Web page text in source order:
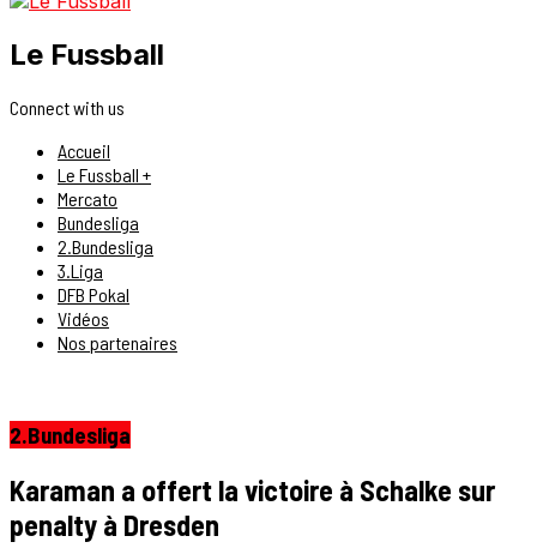
Le Fussball
Connect with us
Accueil
Le Fussball +
Mercato
Bundesliga
2.Bundesliga
3.Liga
DFB Pokal
Vidéos
Nos partenaires
2.Bundesliga
Karaman a offert la victoire à Schalke sur
penalty à Dresden